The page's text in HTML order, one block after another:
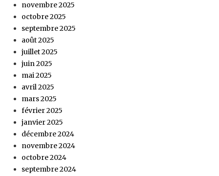
novembre 2025
octobre 2025
septembre 2025
août 2025
juillet 2025
juin 2025
mai 2025
avril 2025
mars 2025
février 2025
janvier 2025
décembre 2024
novembre 2024
octobre 2024
septembre 2024